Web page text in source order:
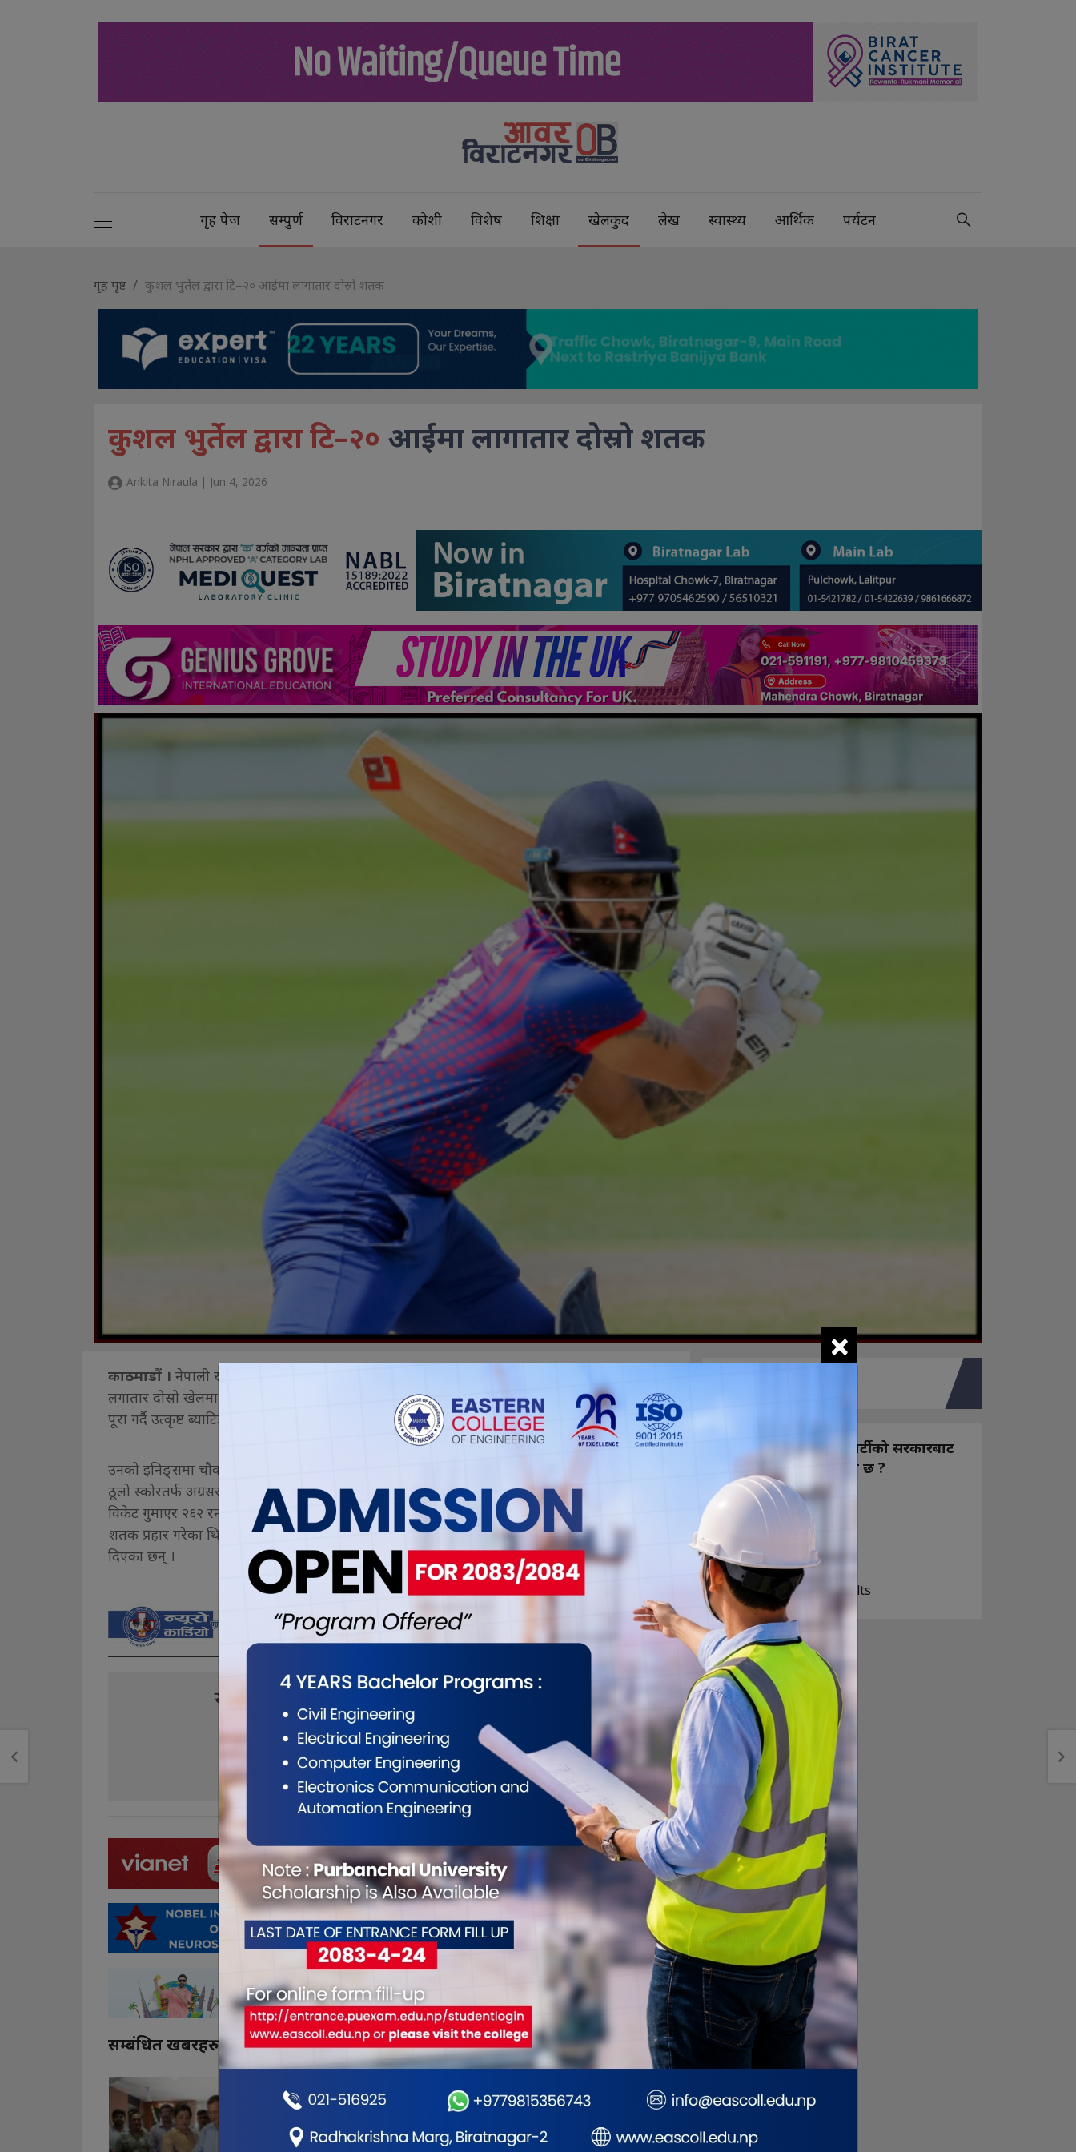
गृह पेज सम्पुर्ण विराटनगर कोशी विशेष शिक्षा खेलकुद लेख स्वास्थ्य आर्थिक पर्यटन
गृह पृष्ट कुशल भुर्तेल द्वारा टि–२० आईमा लागातार दोस्रो शतक
कुशल भुर्तेल द्वारा टि–२० आईमा लागातार दोस्रो शतक
Ankita Niraula | Jun 4, 2026
काठमाडौं । नेपाली राष्ट्रिय क्रिकेट टोलीका ओपनर कुशल भुर्तेलले एसियन गेम्स छनोट प्रतियोगितामा
लगातार दोस्रो खेलमा शतक प्रहार गरेका छन् । मलेसियाविरुद्धको खेलमा भुर्तेलले केवल ४४ बलमा शतक
पूरा गर्दै उत्कृष्ट ब्याटिङ प्रदर्शन गरे । उनले आक्रामक शैलीमा खेल्दै ५४ बलमा १२६ रन बनाएर आउट भए ।
उनको इनिङ्समा चौका र छक्काको वर्षा देखिएको थियो । भुर्तेलको विस्फोटक ब्याटिङका कारण नेपालले
ठूलो स्कोरतर्फ अग्रसरता लिएको थियो । यो समाचार तयार पार्दा सम्म नेपालले १८.३ ओभरको् समाप्तीमा ५
विकेट गुमाएर २६२ रन बनाएर खेलीरहेको छ । यसअघि उनले चीनविरुद्धको खेलमा पनि केवल ३५ बलमा
शतक प्रहार गरेका थिए । लगातार दुई खेलमा शतक बनाउने क्रममा उनले आफ्नो उत्कृष्ट फर्मलाई निरन्तरता
दिएका छन् ।
यो खबर पढेर तपाईलाई कस्तो महसुस भयो ?
0 0 0 0
सम्बंधित खबरहरु
नयाँ बन्ने राष्ट्रिय स्वतन्त्र पार्टीको सरकारबाट
कस्तो अपेक्षा राख्नुभएको छ ?
निक्कै आशावादी छौ
खोइ, खासै आशा छैन
ज सुकै होस्
View Results
×